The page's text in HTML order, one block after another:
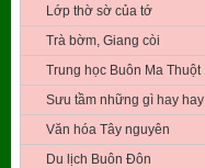
Lớp thờ sờ của tớ
Trà bờm, Giang còi
Trung học Buôn Ma Thuột
Sưu tầm những gì hay hay
Văn hóa Tây nguyên
Du lịch Buôn Đôn